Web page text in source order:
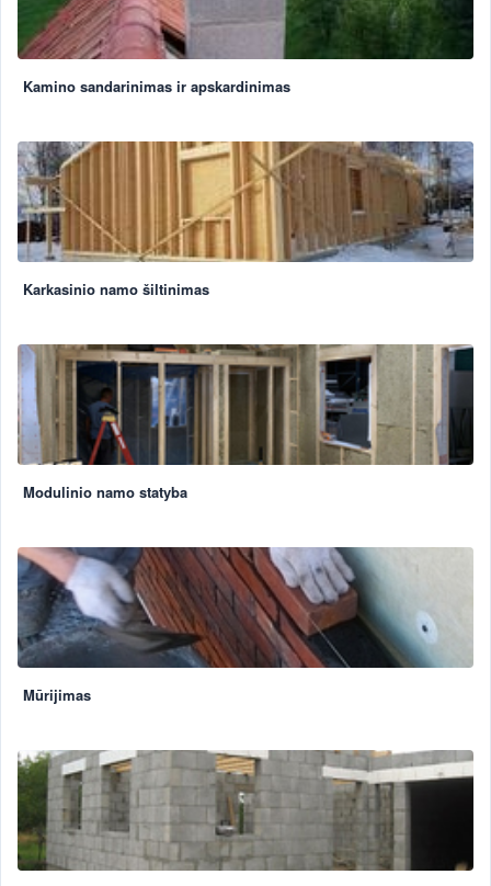
Kamino sandarinimas ir apskardinimas
Karkasinio namo šiltinimas
Modulinio namo statyba
Mūrijimas